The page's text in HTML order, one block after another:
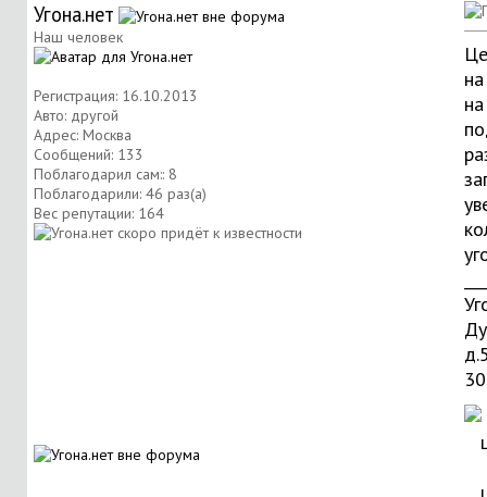
Угона.нет
Наш человек
Регистрация: 16.10.2013
Авто: другой
Адрес: Москва
Сообщений: 133
Поблагодарил сам:: 8
Поблагодарили: 46 раз(а)
Вес репутации: 164